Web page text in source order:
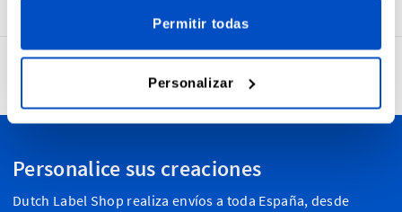
Permitir todas
Personalizar32.732 opiniones
Personalice sus creaciones
Dutch Label Shop realiza envíos a toda España, desde